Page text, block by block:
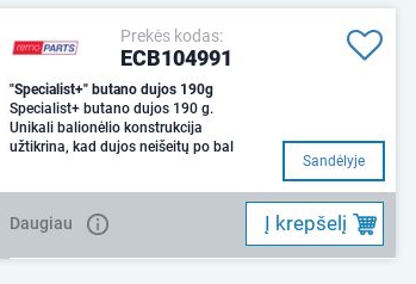
Prekės kodas:
ECB104991
"Specialist+" butano dujos 190g
Specialist+ butano dujos 190 g.
Unikali balionėlio konstrukcija
užtikrina, kad dujos neišeitų po bal
Sandėlyje
Daugiau Į krepšelį